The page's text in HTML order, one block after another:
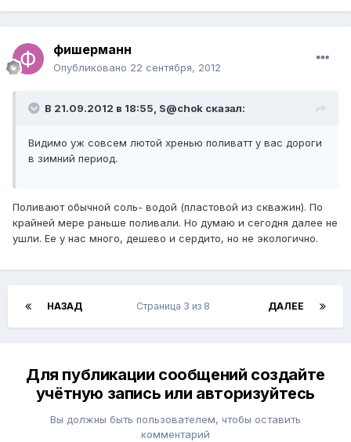
фишерманн
Опубликовано 22 сентября, 2012
В 21.09.2012 в 18:55, S@chok сказал:
Видимо уж совсем лютой хренью поливатт у вас дороги
в зимний период.
Поливают обычной соль- водой (пластовой из скважин). По
крайней мере раньше поливали. Но думаю и сегодня далее не
ушли. Ее у нас много, дешево и сердито, но не экологично.
НАЗАД ДАЛЕЕ
Страница 3 из 8
Для публикации сообщений создайте
учётную запись или авторизуйтесь
Вы должны быть пользователем, чтобы оставить
комментарий